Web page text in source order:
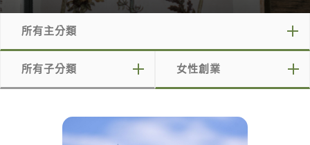
所有主分類
所有主分類
國際證書課
所有子分類 女性創業
實體課程